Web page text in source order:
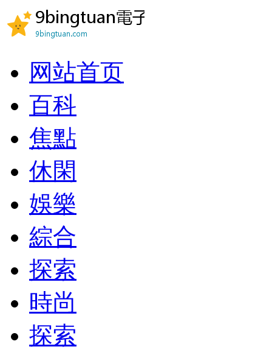
网站首页
百科
焦點
休閑
娛樂
綜合
探索
時尚
探索